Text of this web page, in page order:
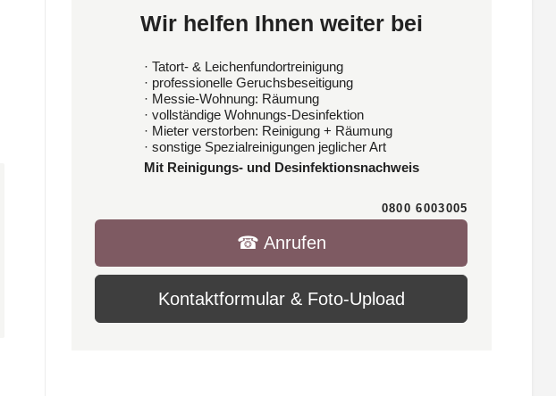
Wir helfen Ihnen weiter bei
· Tatort- & Leichenfundortreinigung
· professionelle Geruchsbeseitigung
· Messie-Wohnung: Räumung
· vollständige Wohnungs-Desinfektion
· Mieter verstorben: Reinigung + Räumung
· sonstige Spezialreinigungen jeglicher Art
Mit Reinigungs- und Desinfektionsnachweis
0800 6003005
☎︎ Anrufen
Kontaktformular & Foto-Upload